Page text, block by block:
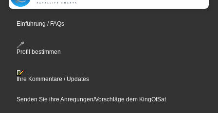
Einführung / FAQs
Profil bestimmen
Ihre Kommentare / Updates
Senden Sie ihre Anregungen/Vorschläge dem KingOfSat